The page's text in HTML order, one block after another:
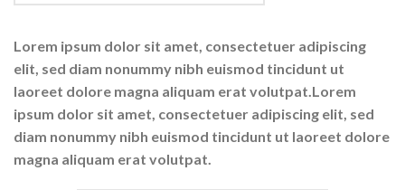
Lorem ipsum dolor sit amet, consectetuer adipiscing
elit, sed diam nonummy nibh euismod tincidunt ut
laoreet dolore magna aliquam erat volutpat.Lorem
ipsum dolor sit amet, consectetuer adipiscing elit, sed
diam nonummy nibh euismod tincidunt ut laoreet dolore
magna aliquam erat volutpat.